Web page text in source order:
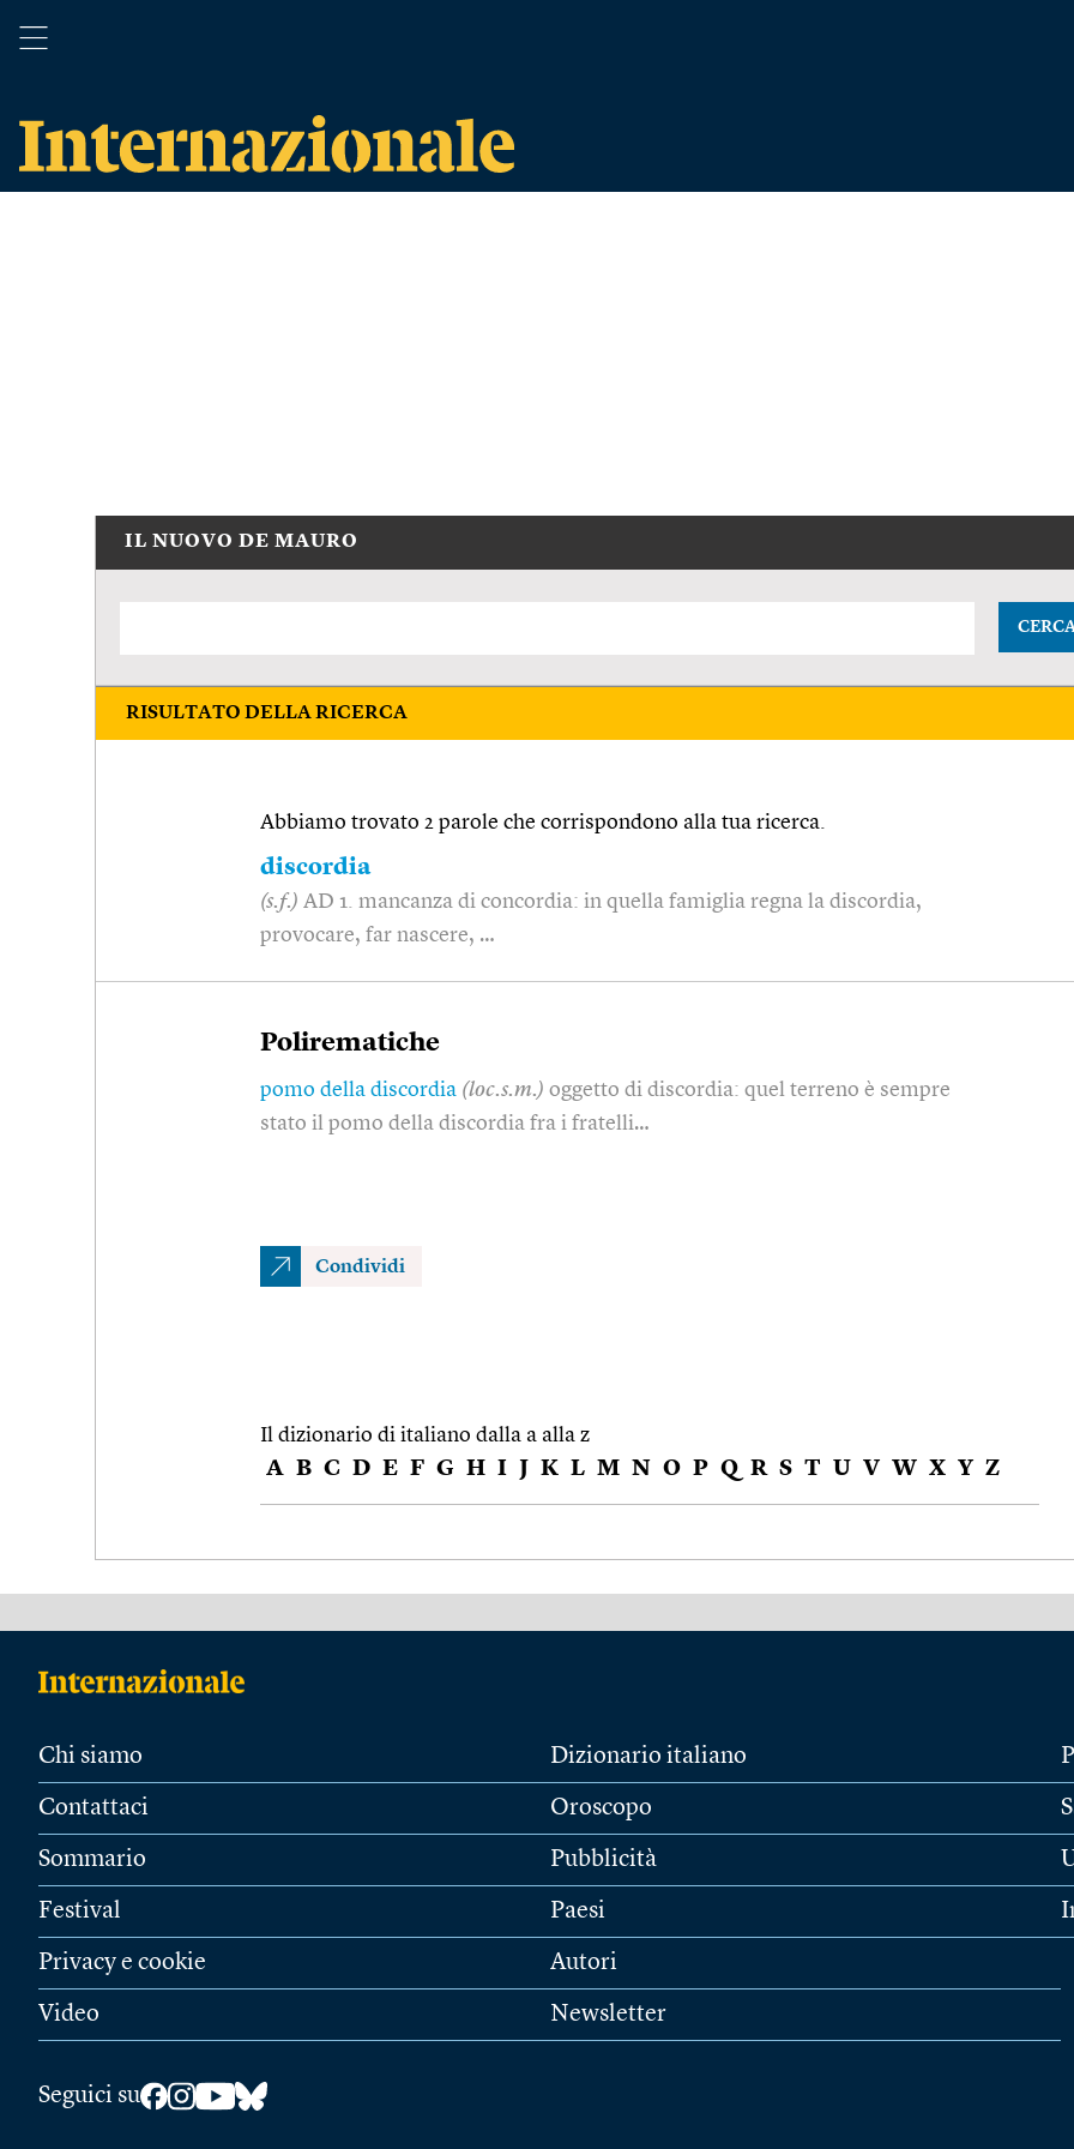
IL NUOVO DE MAURO
CERCA
RISULTATO DELLA RICERCA
Abbiamo trovato 2 parole che corrispondono alla tua ricerca.
discordia
(s.f.) AD 1. mancanza di concordia: in quella famiglia regna la discordia,
provocare, far nascere, …
Polirematiche
pomo della discordia (loc.s.m.) oggetto di discordia: quel terreno è sempre
stato il pomo della discordia fra i fratelli…
Condividi
Il dizionario di italiano dalla a alla z
A B C D E F G H I J K L M N O P Q R S T U V W X Y Z
Chi siamo
Contattaci
Sommario
Festival
Privacy e cookie
Video
Dizionario italiano
Oroscopo
Pubblicità
Paesi
Autori
Newsletter
Seguici su